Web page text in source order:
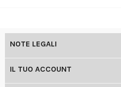
NOTE LEGALI
IL TUO ACCOUNT